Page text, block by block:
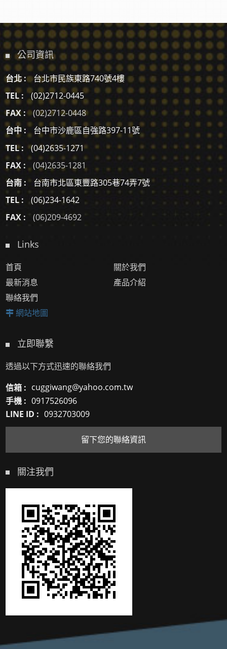
公司資訊
台北 : 台北市民族東路740號4樓
TEL :
(02)2712-0445
FAX : (02)2712-0448
台中 :
台中市沙鹿區自強路397-11號
TEL :
(04)2635-1271
FAX :
(04)2635-1281
台南 :
台南市北區東豐路305巷74弄7號
TEL :
(06)234-1642
FAX :
(06)209-4692
Links
首頁
關於我們
最新消息
產品介紹
聯絡我們
網站地圖
立即聯繫
透過以下方式迅速的聯絡我們
信箱 : cuggiwang@yahoo.com.tw
手機 : 0917526096
LINE ID : 0932703009
留下您的聯絡資訊
關注我們